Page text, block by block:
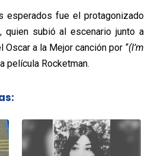
esperados fue el protagonizado
quien subió al escenario junto a
Oscar a la Mejor canción por “(I’m
película Rocketman.